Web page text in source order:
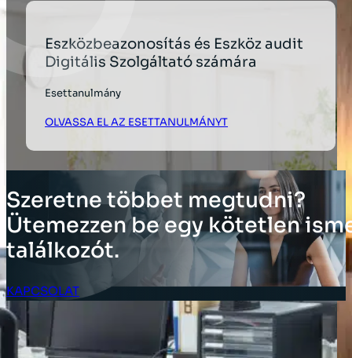
Eszközbeazonosítás és Eszköz audit
Digitális Szolgáltató számára
Esettanulmány
OLVASSA EL AZ ESETTANULMÁNYT
Szeretne többet megtudni?
Ütemezzen be egy kötetlen
találkozót.
KAPCSOLAT
Ügyfél bejelentkezés